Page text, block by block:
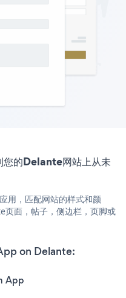
的Delante网站上从未
用，匹配网站的样式和颜
面，帖子，侧边栏，页脚或
on Delante:
App